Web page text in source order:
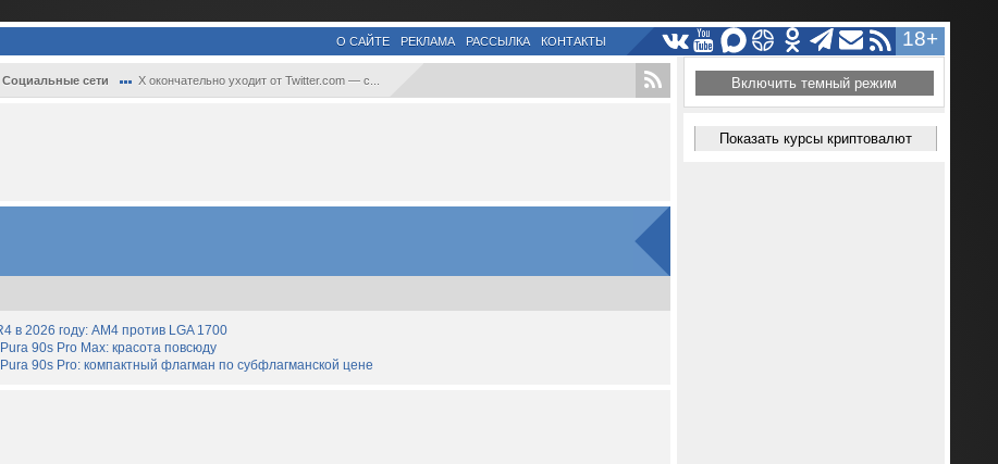
18+
О САЙТЕ РЕКЛАМА РАССЫЛКА КОНТАКТЫ
Социальные сети X окончательно уходит от Twitter.com — с...
в 2026 году: AM4 против LGA 1700
90s Pro Max: красота повсюду
90s Pro: компактный флагман по субфлагманской цене
Включить темный режим
Показать курсы криптовалют